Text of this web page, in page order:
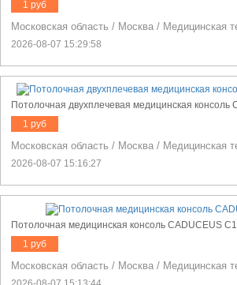
1 руб
Московская область / Москва / Медицинская
2026-08-07 15:29:58
Потолочная двухплечевая медицинская консоль
1 руб
Московская область / Москва / Медицинская
2026-08-07 15:16:27
Потолочная медицинская консоль CADUCEUS
1 руб
Московская область / Москва / Медицинская